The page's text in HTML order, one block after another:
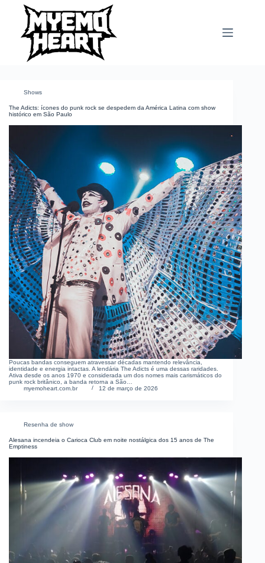
Shows
The Adicts: ícones do punk rock se despedem da América Latina com show
histórico em São Paulo
Poucas bandas conseguem atravessar décadas mantendo relevância,
identidade e energia intactas. A lendária The Adicts é uma dessas raridades.
Ativa desde os anos 1970 e considerada um dos nomes mais carismáticos do
punk rock britânico, a banda retorna a São…
myemoheart.com.br
12 de março de 2026
Resenha de show
Alesana incendeia o Carioca Club em noite nostálgica dos 15 anos de The
Emptiness